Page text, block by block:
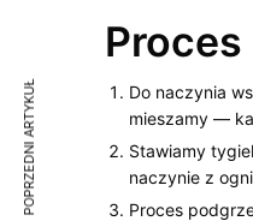
Do naczynia
mieszamy —
Stawiamy
naczynie z
Proces
POPRZEDNI ARTYKUŁ